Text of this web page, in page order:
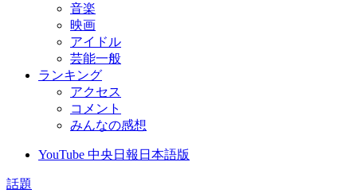
音楽
映画
アイドル
芸能一般
ランキング
アクセス
コメント
みんなの感想
YouTube 中央日報日本語版
話題